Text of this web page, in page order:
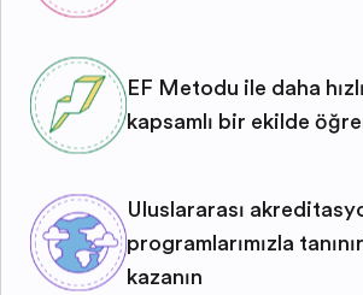
EF Metodu ile daha
kapsamlı bir şekilde
Uluslararası
programlarımızla
kazanın